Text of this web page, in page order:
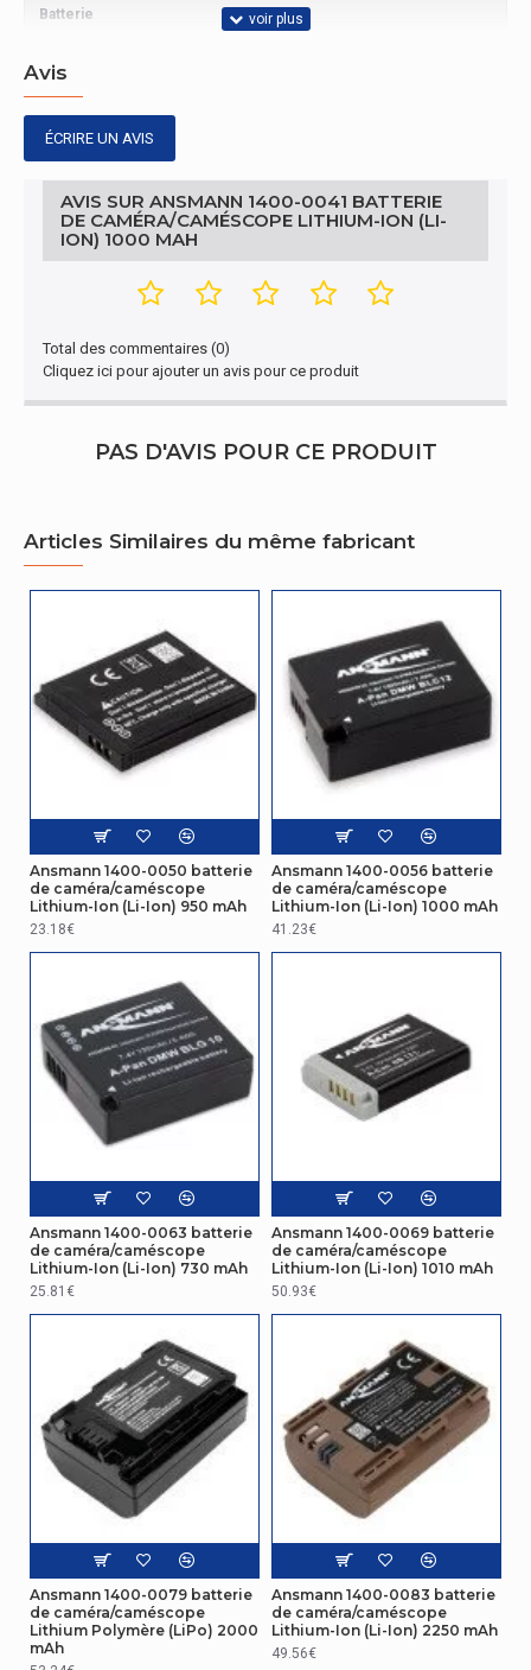
Batterie
Capacité de la batterie
Avis
ÉCRIRE UN AVIS
AVIS SUR ANSMANN 1400-0041 BATTERIE
DE CAMÉRA/CAMÉSCOPE LITHIUM-ION (LI-
ION) 1000 MAH
Total des commentaires (0)
Cliquez ici pour ajouter un avis pour ce produit
PAS D'AVIS POUR CE PRODUIT
Articles Similaires du même fabricant
Ansmann 1400-0050 batterie
de caméra/caméscope
Lithium-Ion (Li-Ion) 950 mAh
23.18€
Ansmann 1400-0056 batterie
de caméra/caméscope
Lithium-Ion (Li-Ion) 1000 mAh
41.23€
Ansmann 1400-0063 batterie
de caméra/caméscope
Lithium-Ion (Li-Ion) 730 mAh
25.81€
Ansmann 1400-0069 batterie
de caméra/caméscope
Lithium-Ion (Li-Ion) 1010 mAh
50.93€
Ansmann 1400-0079 batterie
de caméra/caméscope
Lithium Polymère (LiPo) 2000
mAh
Ansmann 1400-0083 batterie
de caméra/caméscope
Lithium-Ion (Li-Ion) 2250 mAh
49.56€